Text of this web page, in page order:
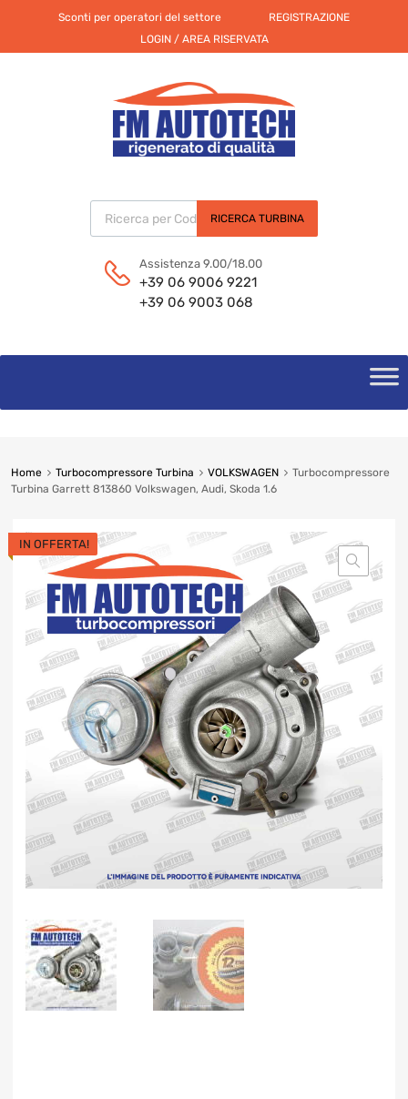
Sconti per operatori del settore
REGISTRAZIONE
LOGIN / AREA RISERVATA
Products search
RICERCA TURBINA
Assistenza 9.00/18.00
+39 06 9006 9221
+39 06 9003 068
content
Home Turbocompressore Turbina VOLKSWAGEN
Turbocompressore
Turbina Garrett 813860 Volkswagen, Audi, Skoda 1.6
IN OFFERTA!